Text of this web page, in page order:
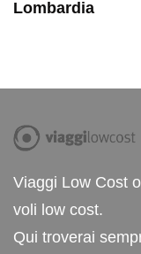
Lombardia
Viaggi Low Cost
voli low cost.
Qui troverai